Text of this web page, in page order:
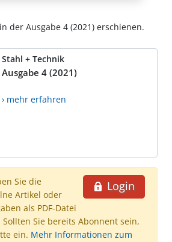
der Ausgabe 4 (2021) erschienen.
Stahl + Technik
Ausgabe 4 (2021)
› mehr erfahren
Login
Sie die
Artikel oder
als PDF-Datei
Sie bereits Abonnent sein,
ein. Mehr Informationen zum